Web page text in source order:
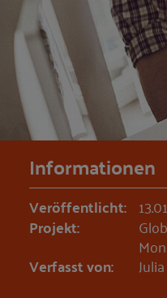
Informationen
Veröffentlicht:
Projekt:
Verfasst von: